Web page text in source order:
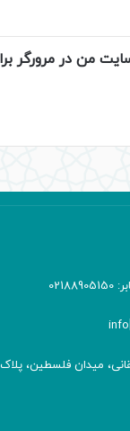
من در مرورگر
پلاک 387 کدپستی: ۱۴۱۶۷۱۳۸۱۱